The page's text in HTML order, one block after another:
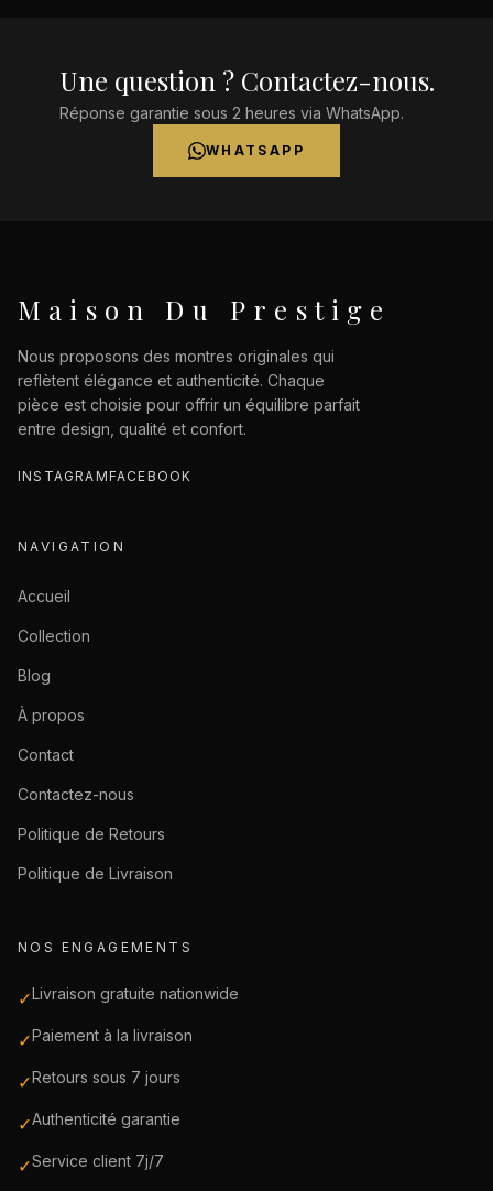
Une question ? Contactez-nous.
Réponse garantie sous 2 heures via WhatsApp.
WHATSAPP
Maison Du Prestige
Nous proposons des montres originales qui
reflètent élégance et authenticité. Chaque
pièce est choisie pour offrir un équilibre parfait
entre design, qualité et confort.
INSTAGRAMFACEBOOK
NAVIGATION
Accueil
Collection
Blog
À propos
Contact
Contactez-nous
Politique de Retours
Politique de Livraison
NOS ENGAGEMENTS
✓Livraison gratuite nationwide
✓Paiement à la livraison
✓Retours sous 7 jours
✓Authenticité garantie
✓Service client 7j/7